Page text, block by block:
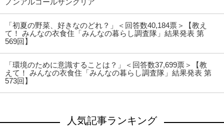
ノンアルコールサングリア
「初夏の野菜、好きなのどれ？」＜回答数40,184票＞【教え
て！ みんなの衣食住「みんなの暮らし調査隊」結果発表 第
569回】
「環境のために意識することは？」＜回答数37,699票＞【教
えて！ みんなの衣食住「みんなの暮らし調査隊」結果発表 第
573回】
人気記事ランキング